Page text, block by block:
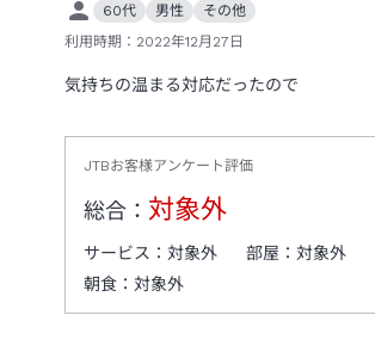
60代 男性
その他
利用時期： 2022年12月27日
気持ちの温まる対応だったので
JTBお客様アンケート評価
総合： 対象外
サービス： 対象外 部屋： 対象外
朝食： 対象外